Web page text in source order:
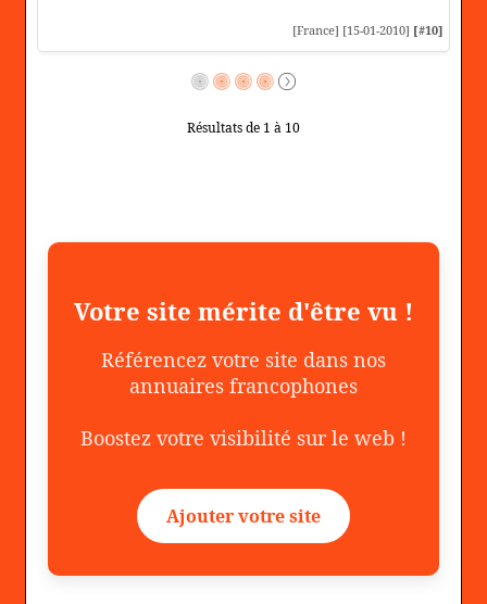
[France] [15-01-2010] [#10]
Résultats de 1 à 10
Votre site mérite d'être vu !
Référencez votre site dans nos
annuaires francophones
Boostez votre visibilité sur le web !
Ajouter votre site